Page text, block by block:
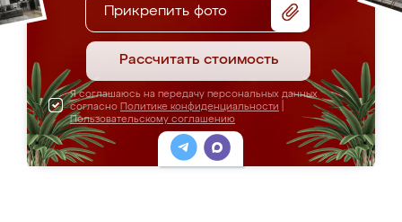
Прикрепить фото
Рассчитать стоимость
Я соглашаюсь на передачу персональных данных
согласно Политике конфиденциальности
Пользовательскому соглашению